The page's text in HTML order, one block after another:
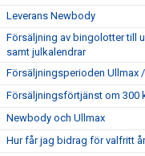
Leverans Newbody
Försäljning av bingolotter till
samt julkalendrar
Försäljningsperioden Ullmax
Försäljningsförtjänst om 300
Newbody och Ullmax
Hur får jag bidrag för valfritt